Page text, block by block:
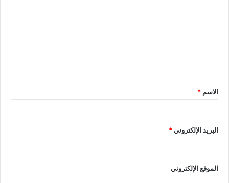
الاسم *
البريد الإلكتروني*
الموقع الإلكتروني